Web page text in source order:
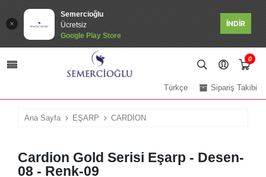
Semercioğlu
Ücretsiz
Google Play Store
İNDİR
0
Sipariş Takibi
Türkçe
Ana Sayfa EŞARP CARDİON
Cardion Gold Serisi Eşarp - Desen-
08 - Renk-09